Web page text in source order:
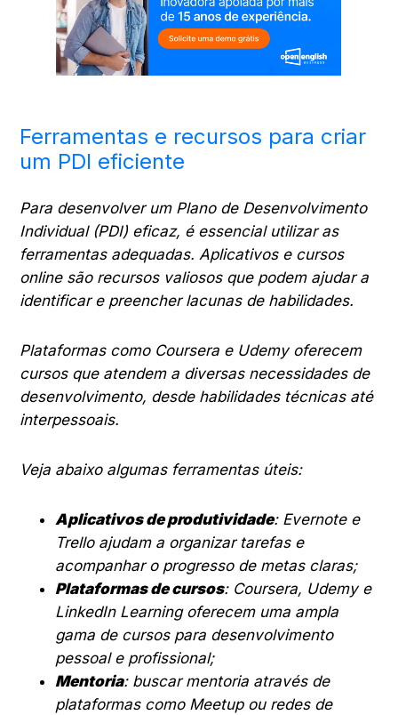
Ferramentas e recursos para criar
um PDI eficiente
Para desenvolver um Plano de Desenvolvimento
Individual (PDI) eficaz, é essencial utilizar as
ferramentas adequadas. Aplicativos e cursos
online são recursos valiosos que podem ajudar a
identificar e preencher lacunas de habilidades.
Plataformas como Coursera e Udemy oferecem
cursos que atendem a diversas necessidades de
desenvolvimento, desde habilidades técnicas até
interpessoais.
Veja abaixo algumas ferramentas úteis:
Aplicativos de produtividade: Evernote e
Trello ajudam a organizar tarefas e
acompanhar o progresso de metas claras;
Plataformas de cursos: Coursera, Udemy e
LinkedIn Learning oferecem uma ampla
gama de cursos para desenvolvimento
pessoal e profissional;
Mentoria: buscar mentoria através de
plataformas como Meetup ou redes de